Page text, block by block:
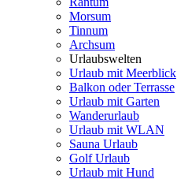
Morsum
Tinnum
Archsum
Urlaubswelten
Urlaub mit Meerblick
Balkon oder Terrasse
Urlaub mit Garten
Wanderurlaub
Urlaub mit WLAN
Sauna Urlaub
Golf Urlaub
Urlaub mit Hund